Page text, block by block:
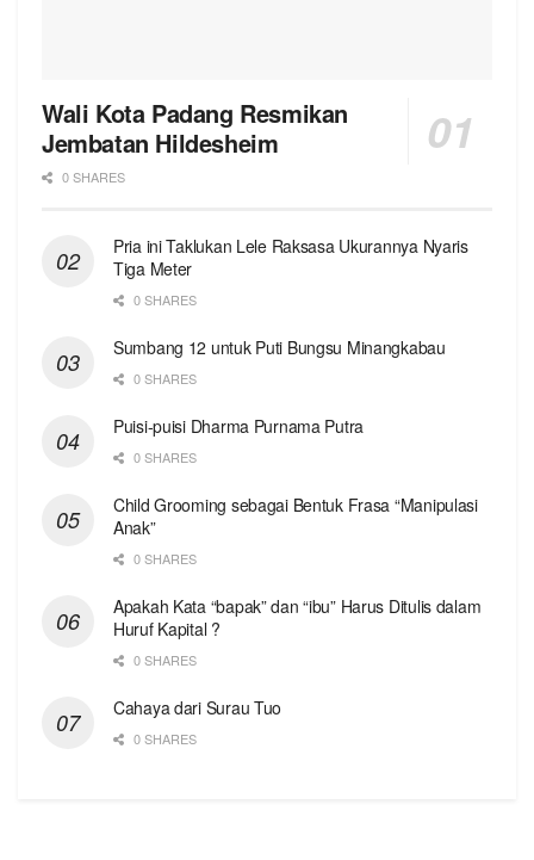
Wali Kota Padang Resmikan
Jembatan Hildesheim
0 SHARES
Pria ini Taklukan Lele Raksasa Ukurannya Nyaris
Tiga Meter
0 SHARES
Sumbang 12 untuk Puti Bungsu Minangkabau
0 SHARES
Puisi-puisi Dharma Purnama Putra
0 SHARES
Child Grooming sebagai Bentuk Frasa “Manipulasi
Anak”
0 SHARES
Apakah Kata “bapak” dan “ibu” Harus Ditulis dalam
Huruf Kapital ?
0 SHARES
Cahaya dari Surau Tuo
0 SHARES